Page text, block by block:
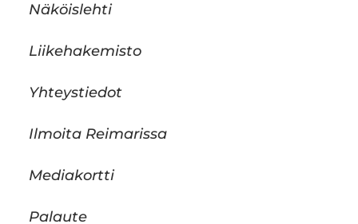
Näköislehti
Liikehakemisto
Yhteystiedot
Ilmoita Reimarissa
Mediakortti
Palaute